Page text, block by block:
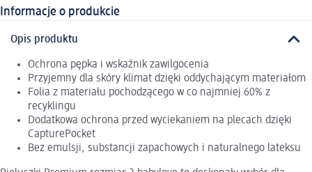
Informacje o produkcie
Opis produktu
Ochrona pępka i wskaźnik zawilgocenia
Przyjemny dla skóry klimat dzięki oddychającym materiałom
Folia z materiału pochodzącego w co najmniej 60% z
recyklingu
Dodatkowa ochrona przed wyciekaniem na plecach dzięki
CapturePocket
Bez emulsji, substancji zapachowych i naturalnego lateksu